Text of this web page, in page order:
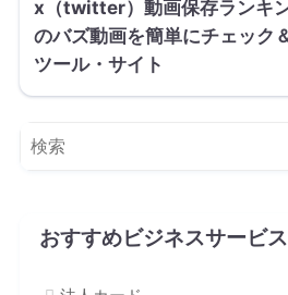
x（twitter）動画保存ランキ
のバズ動画を簡単にチェック
ツール・サイト
おすすめビジネスサービス